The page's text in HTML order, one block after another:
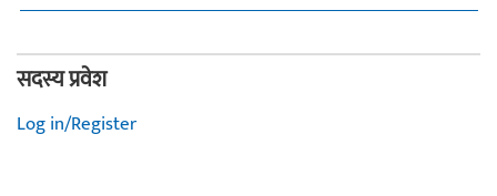
सदस्य प्रवेश
Log in/Register